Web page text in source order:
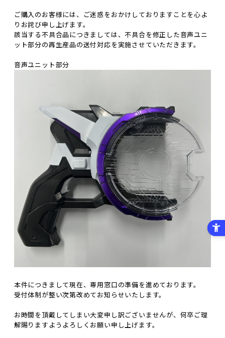
ご購入のお客様には、ご迷惑をおかけしておりますことを心よ
りお詫び申し上げます。
該当する不具合品につきましては、不具合を修正した音声ユニ
ット部分の再生産品の送付対応を実施させていただきます。
音声ユニット部分
本件につきまして現在、専用窓口の準備を進めております。
受付体制が整い次第改めてお知らせいたします。
お時間を頂戴してしまい大変申し訳ございませんが、何卒ご理
解賜りますようよろしくお願い申し上げます。